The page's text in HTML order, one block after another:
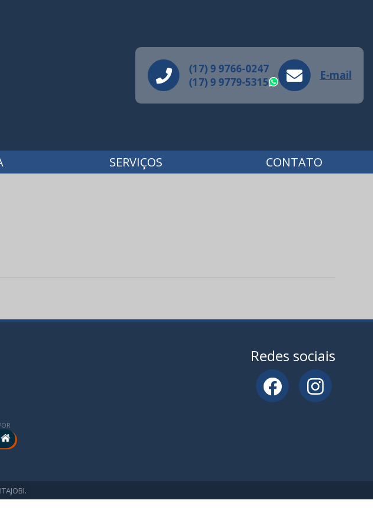
(17) 9 9766-0247
(17) 9 9779-5315
WhatsApp
E-mail
SERVIÇOS CONTATO
Redes sociais